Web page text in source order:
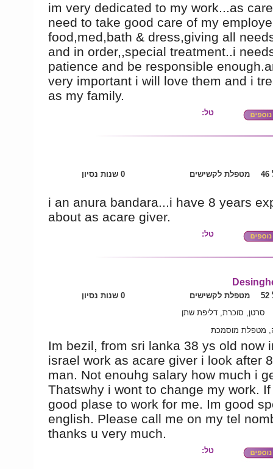
im very dedicated to my work...as
need to take good care of my
food,med,bath & dress,giving all
and in order,,special treatment..i
patience and be responsible
very important i will love them and i
as my family.
טל:
מטפלת לקשישים 0 שנות נסיון
i an anura bandara...i have 8 years
about as acare giver.
טל:
מטפלת לקשישים
0 שנות נסיון
סרטן, סוכרת, דליפת שתן
מטפלת מוסמכת
Im bezil, from sri lanka 38 ys old now
israel work as acare giver i look after
man. Not enouhg salary how much i
Thatswhy i wont to change my work.
good plase to work for me. Im good
english. Please call me on my tel
thanks u very much.
טל: